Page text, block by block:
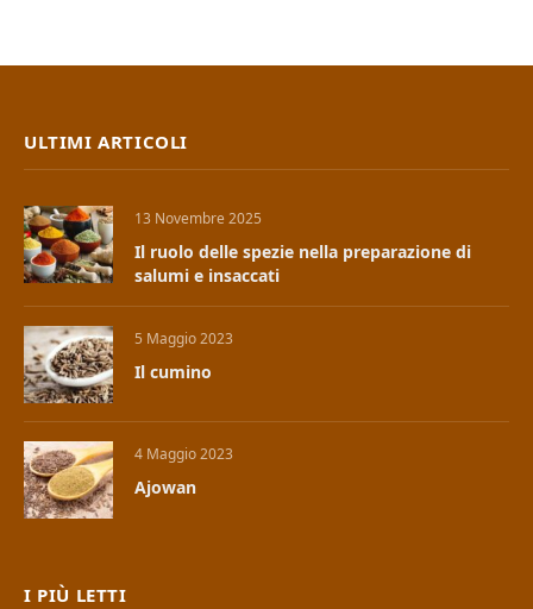
ULTIMI ARTICOLI
13 Novembre 2025
Il ruolo delle spezie nella preparazione di
salumi e insaccati
5 Maggio 2023
Il cumino
4 Maggio 2023
Ajowan
I PIÙ LETTI